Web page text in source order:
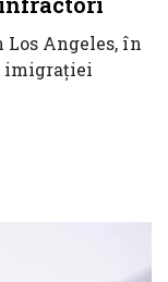
Angeles, în
imigrației